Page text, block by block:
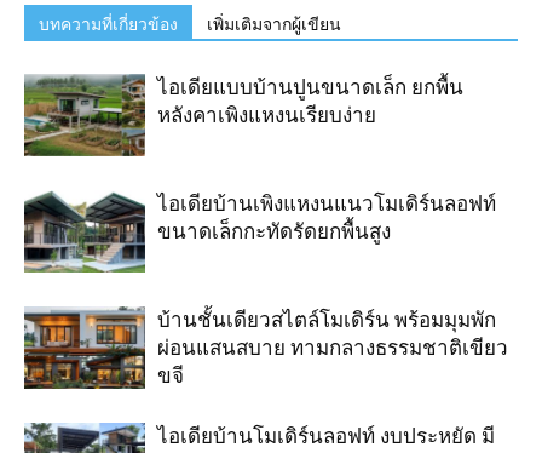
บทความที่เกี่ยวข้อง เพิ่มเติมจากผู้เขียน
ไอเดียแบบบ้านปูนขนาดเล็ก ยกพื้น
หลังคาเพิงแหงนเรียบง่าย
ไอเดียบ้านเพิงแหงนแนวโมเดิร์นลอฟท์
ขนาดเล็กกะทัดรัดยกพื้นสูง
บ้านชั้นเดียวสไตล์โมเดิร์น พร้อมมุมพัก
ผ่อนแสนสบาย ทามกลางธรรมชาติเขียว
ขจี
ไอเดียบ้านโมเดิร์นลอฟท์ งบประหยัด มี